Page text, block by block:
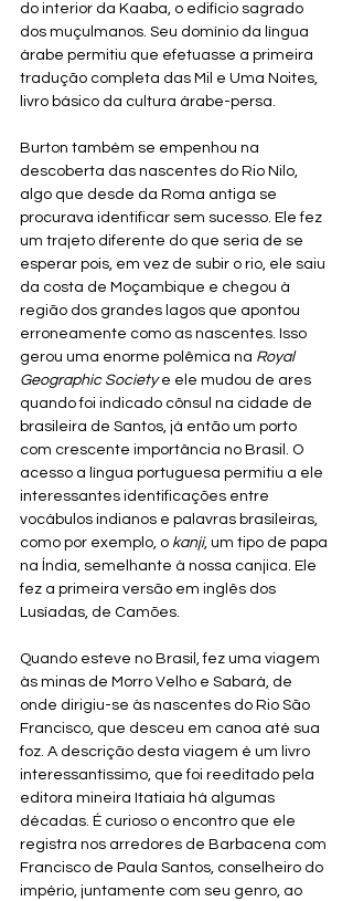
do interior da Kaaba, o edifício sagrado
dos muçulmanos. Seu domínio da língua
árabe permitiu que efetuasse a primeira
tradução completa das Mil e Uma Noites,
livro básico da cultura árabe-persa.
Burton também se empenhou na
descoberta das nascentes do Rio Nilo,
algo que desde da Roma antiga se
procurava identificar sem sucesso. Ele fez
um trajeto diferente do que seria de se
esperar pois, em vez de subir o rio, ele saiu
da costa de Moçambique e chegou à
região dos grandes lagos que apontou
erroneamente como as nascentes. Isso
gerou uma enorme polêmica na Royal
Geographic Society e ele mudou de ares
quando foi indicado cônsul na cidade de
brasileira de Santos, já então um porto
com crescente importância no Brasil. O
acesso a língua portuguesa permitiu a ele
interessantes identificações entre
vocábulos indianos e palavras brasileiras,
como por exemplo, o kanji, um tipo de papa
na Índia, semelhante à nossa canjica. Ele
fez a primeira versão em inglês dos
Lusíadas, de Camões.
Quando esteve no Brasil, fez uma viagem
às minas de Morro Velho e Sabará, de
onde dirigiu-se às nascentes do Rio São
Francisco, que desceu em canoa até sua
foz. A descrição desta viagem é um livro
interessantíssimo, que foi reeditado pela
editora mineira Itatiaia há algumas
décadas. É curioso o encontro que ele
registra nos arredores de Barbacena com
Francisco de Paula Santos, conselheiro do
império, juntamente com seu genro, ao